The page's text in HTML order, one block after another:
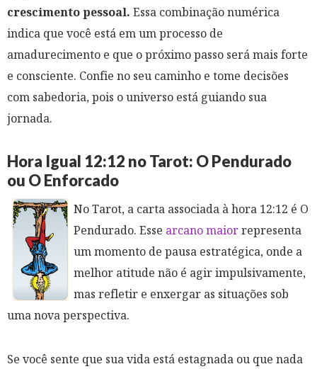
crescimento pessoal. Essa combinação numérica
indica que você está em um processo de
amadurecimento e que o próximo passo será mais forte
e consciente. Confie no seu caminho e tome decisões
com sabedoria, pois o universo está guiando sua
jornada.
Hora Igual 12:12 no Tarot: O Pendurado
ou O Enforcado
No Tarot, a carta associada à hora 12:12 é O
Pendurado. Esse arcano maiorrepresenta
um momento de pausa estratégica, onde a
melhor atitude não é agir impulsivamente,
mas refletir e enxergar as situações sob
uma nova perspectiva.
Se você sente que sua vida está estagnada ou que nada